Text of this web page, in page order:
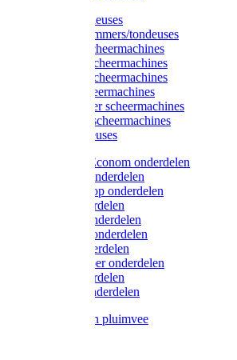
Moser tondeuses
Overige trimmers/tondeuses
Heiniger scheermachines
Hauptner scheermachines
Aesculap scheermachines
Liscop scheermachines
FarmClipper scheermachines
Constanta scheermachines
Wahl tondeuses
Aesculap/Econom onderdelen
Hauptner onderdelen
Lister/Liscop onderdelen
Eider onderdelen
Heiniger onderdelen
Constanta onderdelen
Moser onderdelen
Farm Clipper onderdelen
Oster onderdelen
TailWell onderdelen
Voerbakken pluimvee